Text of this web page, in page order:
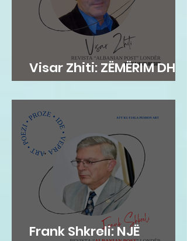
Visar Zhiti: ZËMËRIM DHE
PAS VDEKJES!
Frank Shkreli: NJË